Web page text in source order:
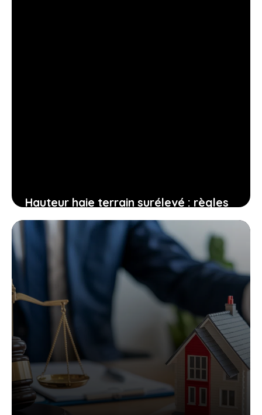
Hauteur haie terrain surélevé : règles
et calculs à respecter